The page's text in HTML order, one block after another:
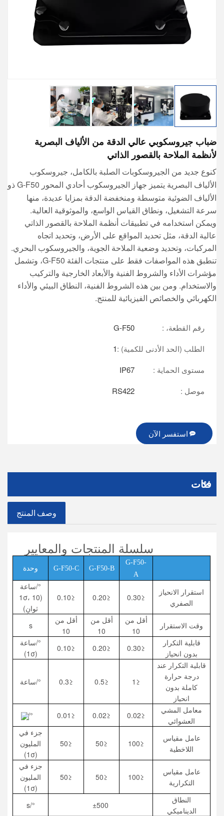
ضباب جيروسكوبي عالي الدقة من الألياف البصرية
لأنظمة الملاحة بالقصور الذاتي
كنوع جديد من الجيروسكوبات الصلبة بالكامل، جيروسكوب
الألياف البصرية
يتميز جهاز الجيروسكوب أحادي المحور G-F50 ذو
الألياف الضوئية متوسطة ومنخفضة الدقة بمزايا عديدة، منها
سرعة التشغيل، ونطاق القياس الواسع، والموثوقية العالية.
ويمكن استخدامه في تطبيقات أنظمة الملاحة بالقصور الذاتي
عالية الدقة، مثل تحديد المواقع على الأرض، وتحديد اتجاه
المركبات، وتحديد وضعية الملاحة الجوية، والجيروسكوب البحري.
تنطبق هذه المواصفات فقط على منتجات الفئة G-F50، وتشمل
مؤشرات الأداء والشروط الفنية والأبعاد الخارجية والتركيب
والاستخدام. ومن بين هذه الشروط الفنية، النطاق البيئي والأداء
الكهربائي والخصائص الفيزيائية للمنتج.
رقم القطعة، :
G-F50
الطلب (الحد الأدنى للكمية) :1
مستوى الحماية :
IP67
موصل :
RS422
استفسر الآن
فئات
وصف المنتج
سلسلة المنتجات والمعايير
G-F50-
A
G-F50-B
G-F50-C وحدة
استقرار الانحياز
الصفري
≤0.30
≤0.20
≤0.10
°/ساعة
(1σ، 10
ثوانٍ)
وقت الاستقرار
أقل من
10
أقل من
10
أقل من
10
s
قابلية التكرار
بدون انحياز
≤0.30
≤0.20
≤0.10
°/ساعة
(1σ)
قابلية التكرار عند
درجة حرارة
كاملة بدون
انحياز
≤1
≤0.5
≤0.3 °/ساعة
معامل المشي
العشوائي
≤0.02
≤0.02
≤0.01
°/
عامل مقياس
اللاخطية
≤100
≤50
≤50
جزء في
المليون
(1σ)
عامل مقياس
التكرارية
≤100
≤50
≤50
جزء في
المليون
(1σ)
النطاق
الديناميكي
±500
°/s